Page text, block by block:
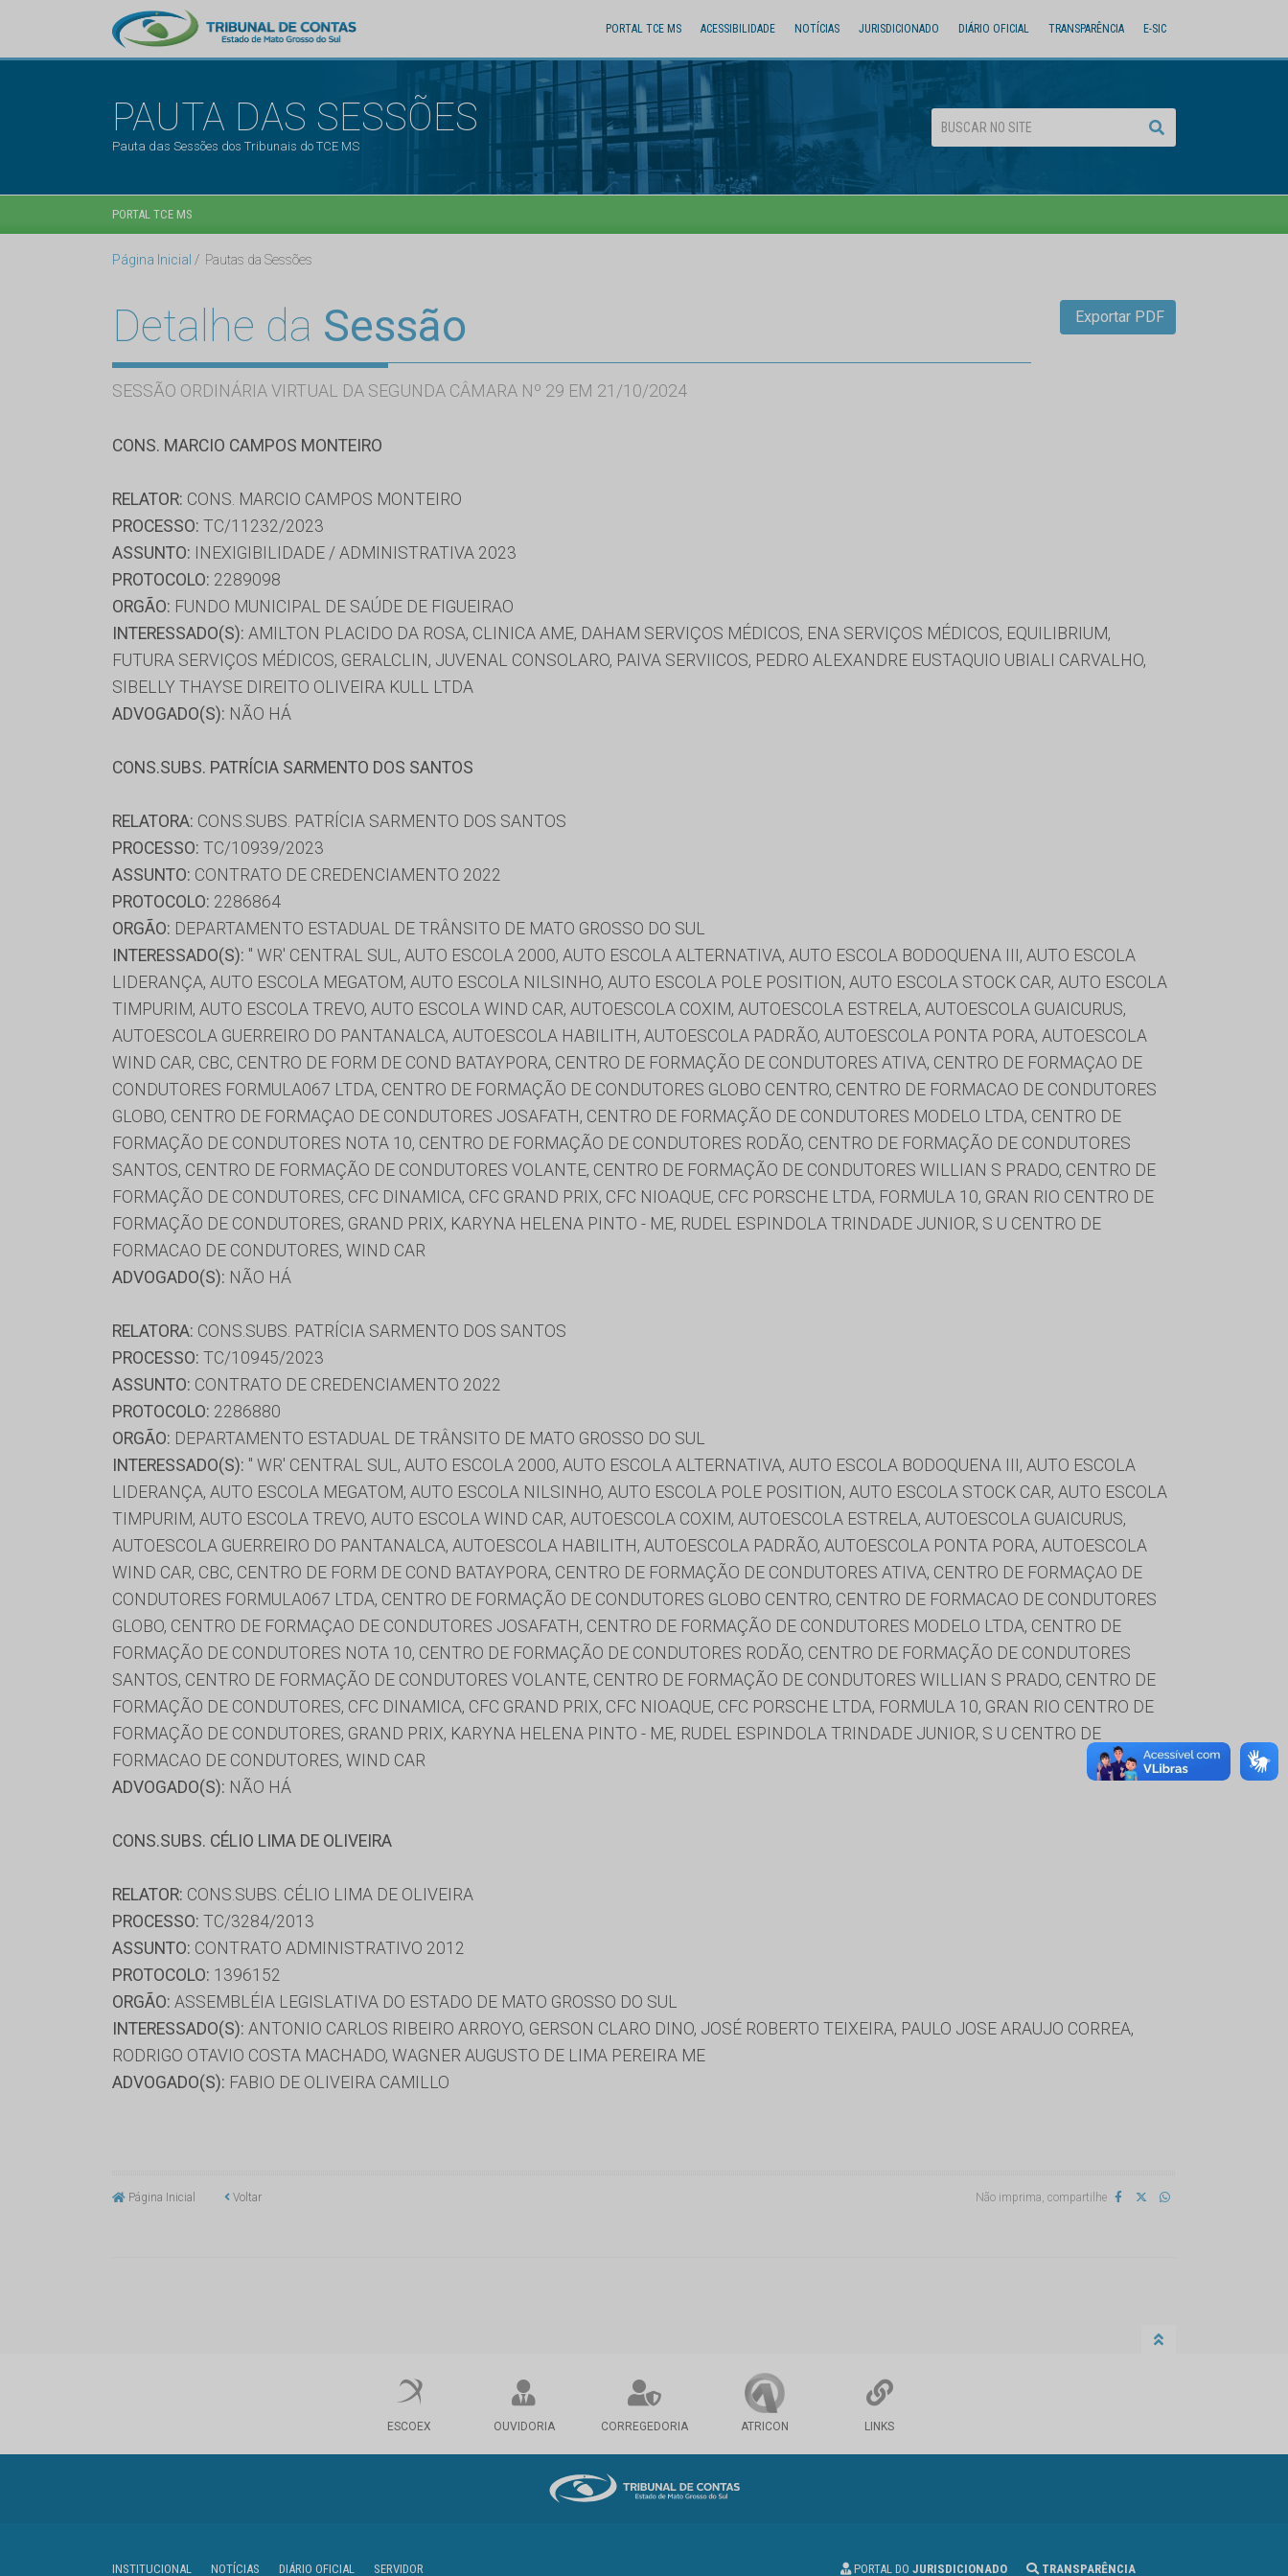
PORTAL TCE MS ACESSIBILIDADE NOTÍCIAS JURISDICIONADO DIÁRIO OFICIAL TRANSPARÊNCIA E-SIC
PAUTA DAS SESSÕES
Pauta das Sessões dos Tribunais do TCE MS
PORTAL TCE MS
Página Inicial Pautas da Sessões
Detalhe da Sessão
SESSÃO ORDINÁRIA VIRTUAL DA SEGUNDA CÂMARA Nº 29 EM 21/10/2024
Exportar PDF
CONS. MARCIO CAMPOS MONTEIRO
RELATOR: CONS. MARCIO CAMPOS MONTEIRO
PROCESSO: TC/11232/2023
ASSUNTO: INEXIGIBILIDADE / ADMINISTRATIVA 2023
PROTOCOLO: 2289098
ORGÃO: FUNDO MUNICIPAL DE SAÚDE DE FIGUEIRAO
INTERESSADO(S): AMILTON PLACIDO DA ROSA, CLINICA AME, DAHAM SERVIÇOS MÉDICOS, ENA SERVIÇOS MÉDICOS, EQUILIBRIUM,
FUTURA SERVIÇOS MÉDICOS, GERALCLIN, JUVENAL CONSOLARO, PAIVA SERVIICOS, PEDRO ALEXANDRE EUSTAQUIO UBIALI CARVALHO,
SIBELLY THAYSE DIREITO OLIVEIRA KULL LTDA
ADVOGADO(S): NÃO HÁ
CONS.SUBS. PATRÍCIA SARMENTO DOS SANTOS
RELATORA: CONS.SUBS. PATRÍCIA SARMENTO DOS SANTOS
PROCESSO: TC/10939/2023
ASSUNTO: CONTRATO DE CREDENCIAMENTO 2022
PROTOCOLO: 2286864
ORGÃO: DEPARTAMENTO ESTADUAL DE TRÂNSITO DE MATO GROSSO DO SUL
INTERESSADO(S): '' WR' CENTRAL SUL, AUTO ESCOLA 2000, AUTO ESCOLA ALTERNATIVA, AUTO ESCOLA BODOQUENA III, AUTO ESCOLA
LIDERANÇA, AUTO ESCOLA MEGATOM, AUTO ESCOLA NILSINHO, AUTO ESCOLA POLE POSITION, AUTO ESCOLA STOCK CAR, AUTO ESCOLA
TIMPURIM, AUTO ESCOLA TREVO, AUTO ESCOLA WIND CAR, AUTOESCOLA COXIM, AUTOESCOLA ESTRELA, AUTOESCOLA GUAICURUS,
AUTOESCOLA GUERREIRO DO PANTANALCA, AUTOESCOLA HABILITH, AUTOESCOLA PADRÃO, AUTOESCOLA PONTA PORA, AUTOESCOLA
WIND CAR, CBC, CENTRO DE FORM DE COND BATAYPORA, CENTRO DE FORMAÇÃO DE CONDUTORES ATIVA, CENTRO DE FORMAÇAO DE
CONDUTORES FORMULA067 LTDA, CENTRO DE FORMAÇÃO DE CONDUTORES GLOBO CENTRO, CENTRO DE FORMACAO DE CONDUTORES
GLOBO, CENTRO DE FORMAÇAO DE CONDUTORES JOSAFATH, CENTRO DE FORMAÇÃO DE CONDUTORES MODELO LTDA, CENTRO DE
FORMAÇÃO DE CONDUTORES NOTA 10, CENTRO DE FORMAÇÃO DE CONDUTORES RODÃO, CENTRO DE FORMAÇÃO DE CONDUTORES
SANTOS, CENTRO DE FORMAÇÃO DE CONDUTORES VOLANTE, CENTRO DE FORMAÇÃO DE CONDUTORES WILLIAN S PRADO, CENTRO DE
FORMAÇÃO DE CONDUTORES, CFC DINAMICA, CFC GRAND PRIX, CFC NIOAQUE, CFC PORSCHE LTDA, FORMULA 10, GRAN RIO CENTRO DE
FORMAÇÃO DE CONDUTORES, GRAND PRIX, KARYNA HELENA PINTO - ME, RUDEL ESPINDOLA TRINDADE JUNIOR, S U CENTRO DE
FORMACAO DE CONDUTORES, WIND CAR
ADVOGADO(S): NÃO HÁ
RELATORA: CONS.SUBS. PATRÍCIA SARMENTO DOS SANTOS
PROCESSO: TC/10945/2023
ASSUNTO: CONTRATO DE CREDENCIAMENTO 2022
PROTOCOLO: 2286880
ORGÃO: DEPARTAMENTO ESTADUAL DE TRÂNSITO DE MATO GROSSO DO SUL
INTERESSADO(S): '' WR' CENTRAL SUL, AUTO ESCOLA 2000, AUTO ESCOLA ALTERNATIVA, AUTO ESCOLA BODOQUENA III, AUTO ESCOLA
LIDERANÇA, AUTO ESCOLA MEGATOM, AUTO ESCOLA NILSINHO, AUTO ESCOLA POLE POSITION, AUTO ESCOLA STOCK CAR, AUTO ESCOLA
TIMPURIM, AUTO ESCOLA TREVO, AUTO ESCOLA WIND CAR, AUTOESCOLA COXIM, AUTOESCOLA ESTRELA, AUTOESCOLA GUAICURUS,
AUTOESCOLA GUERREIRO DO PANTANALCA, AUTOESCOLA HABILITH, AUTOESCOLA PADRÃO, AUTOESCOLA PONTA PORA, AUTOESCOLA
WIND CAR, CBC, CENTRO DE FORM DE COND BATAYPORA, CENTRO DE FORMAÇÃO DE CONDUTORES ATIVA, CENTRO DE FORMAÇAO DE
CONDUTORES FORMULA067 LTDA, CENTRO DE FORMAÇÃO DE CONDUTORES GLOBO CENTRO, CENTRO DE FORMACAO DE CONDUTORES
GLOBO, CENTRO DE FORMAÇAO DE CONDUTORES JOSAFATH, CENTRO DE FORMAÇÃO DE CONDUTORES MODELO LTDA, CENTRO DE
FORMAÇÃO DE CONDUTORES NOTA 10, CENTRO DE FORMAÇÃO DE CONDUTORES RODÃO, CENTRO DE FORMAÇÃO DE CONDUTORES
SANTOS, CENTRO DE FORMAÇÃO DE CONDUTORES VOLANTE, CENTRO DE FORMAÇÃO DE CONDUTORES WILLIAN S PRADO, CENTRO DE
FORMAÇÃO DE CONDUTORES, CFC DINAMICA, CFC GRAND PRIX, CFC NIOAQUE, CFC PORSCHE LTDA, FORMULA 10, GRAN RIO CENTRO DE
FORMAÇÃO DE CONDUTORES, GRAND PRIX, KARYNA HELENA PINTO - ME, RUDEL ESPINDOLA TRINDADE JUNIOR, S U CENTRO DE
FORMACAO DE CONDUTORES, WIND CAR
ADVOGADO(S): NÃO HÁ
CONS.SUBS. CÉLIO LIMA DE OLIVEIRA
RELATOR: CONS.SUBS. CÉLIO LIMA DE OLIVEIRA
PROCESSO: TC/3284/2013
ASSUNTO: CONTRATO ADMINISTRATIVO 2012
PROTOCOLO: 1396152
ORGÃO: ASSEMBLÉIA LEGISLATIVA DO ESTADO DE MATO GROSSO DO SUL
INTERESSADO(S): ANTONIO CARLOS RIBEIRO ARROYO, GERSON CLARO DINO, JOSÉ ROBERTO TEIXEIRA, PAULO JOSE ARAUJO CORREA,
RODRIGO OTAVIO COSTA MACHADO, WAGNER AUGUSTO DE LIMA PEREIRA ME
ADVOGADO(S): FABIO DE OLIVEIRA CAMILLO
Página Inicial Voltar Não imprima, compartilhe
ESCOEX OUVIDORIA CORREGEDORIA ATRICON LINKS
INSTITUCIONAL NOTÍCIAS DIÁRIO OFICIAL SERVIDOR PORTAL DO JURISDICIONADO TRANSPARÊNCIA